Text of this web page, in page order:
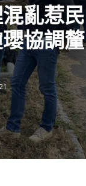
亂惹民
協調釐